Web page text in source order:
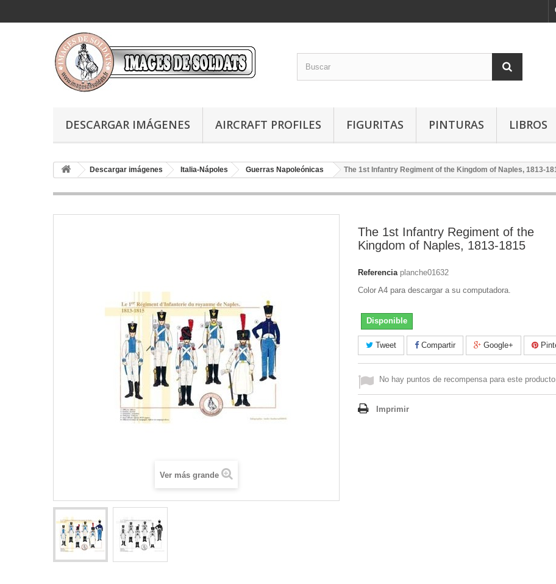
DESCARGAR IMÁGENES AIRCRAFT PROFILES FIGURITAS PINTURAS LIBROS
Descargar imágenes Italia-Nápoles Guerras Napoleónicas The 1st Infantry Regiment of the Kingdom of Naples, 1813-
Ver más grande
The 1st Infantry Regiment of the
Kingdom of Naples, 1813-1815
Referencia planche01632
Color A4 para descargar a su computadora.
Disponible
Tweet Compartir Google+
No hay puntos de recompensa para este
Imprimir